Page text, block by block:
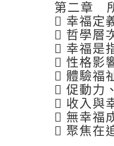
第二章
 幸福定
 哲學層
 幸福是
 性格影
 體驗福
 促動力
 收入與
 無幸福
 聚焦在